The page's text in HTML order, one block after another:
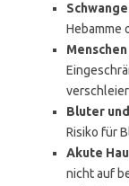
Hebamme
Bluter
Risiko für
Akute
nicht auf